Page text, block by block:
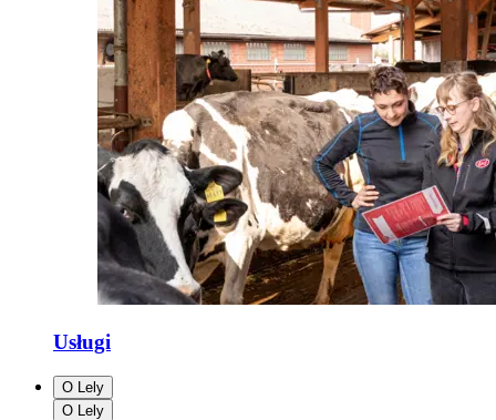
Usługi
O Lely
O Lely